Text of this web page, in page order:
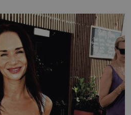
vznikne jeden z